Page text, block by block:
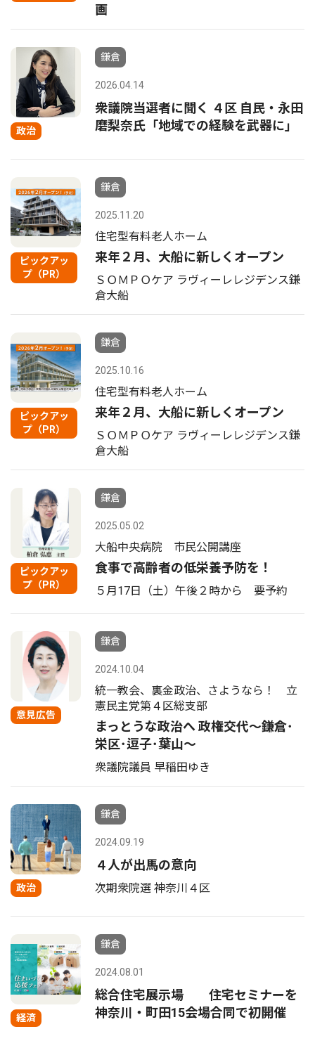
画
政治
鎌倉
2026.04.14
衆議院当選者に聞く ４区 自民・永田
磨梨奈氏「地域での経験を武器に」
ピックアッ
プ（PR）
鎌倉
2025.11.20
住宅型有料老人ホーム
来年２月、大船に新しくオープン
ＳＯＭＰＯケア ラヴィーレレジデンス鎌
倉大船
ピックアッ
プ（PR）
鎌倉
2025.10.16
住宅型有料老人ホーム
来年２月、大船に新しくオープン
ＳＯＭＰＯケア ラヴィーレレジデンス鎌
倉大船
ピックアッ
プ（PR）
鎌倉
2025.05.02
大船中央病院 市民公開講座
食事で高齢者の低栄養予防を！
５月17日（土）午後２時から 要予約
意見広告
鎌倉
2024.10.04
統一教会、裏金政治、さようなら！ 立
憲民主党第４区総支部
まっとうな政治へ 政権交代〜鎌倉･
栄区･逗子･葉山〜
衆議院議員 早稲田ゆき
政治
鎌倉
2024.09.19
４人が出馬の意向
次期衆院選 神奈川４区
経済
鎌倉
2024.08.01
総合住宅展示場 住宅セミナーを
神奈川・町田15会場合同で初開催